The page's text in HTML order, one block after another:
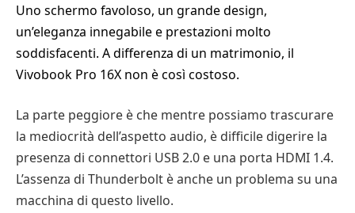
Uno schermo favoloso, un grande design,
un’eleganza innegabile e prestazioni molto
soddisfacenti. A differenza di un matrimonio, il
Vivobook Pro 16X non è così costoso.
La parte peggiore è che mentre possiamo trascurare
la mediocrità dell’aspetto audio, è difficile digerire la
presenza di connettori USB 2.0 e una porta HDMI 1.4.
L’assenza di Thunderbolt è anche un problema su una
macchina di questo livello.